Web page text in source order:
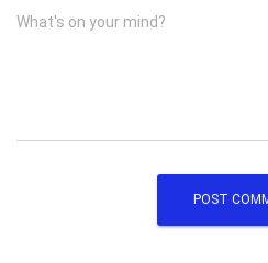
What's on your mind?